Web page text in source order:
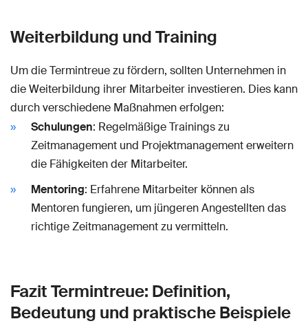
Weiterbildung und Training
Um die Termintreue zu fördern, sollten Unternehmen in
die Weiterbildung ihrer Mitarbeiter investieren. Dies kann
durch verschiedene Maßnahmen erfolgen:
Schulungen: Regelmäßige Trainings zu
Zeitmanagement und Projektmanagement erweitern
die Fähigkeiten der Mitarbeiter.
Mentoring: Erfahrene Mitarbeiter können als
Mentoren fungieren, um jüngeren Angestellten das
richtige Zeitmanagement zu vermitteln.
Fazit Termintreue: Definition,
Bedeutung und praktische Beispiele